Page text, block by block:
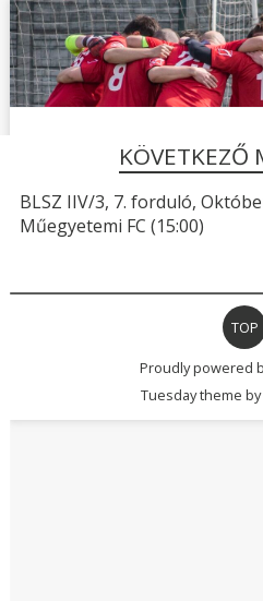
KÖVETKEZŐ
BLSZ IIV/3, 7. forduló,
Műegyetemi FC (15:00)
TOP
Proudly powered
Tuesday theme by